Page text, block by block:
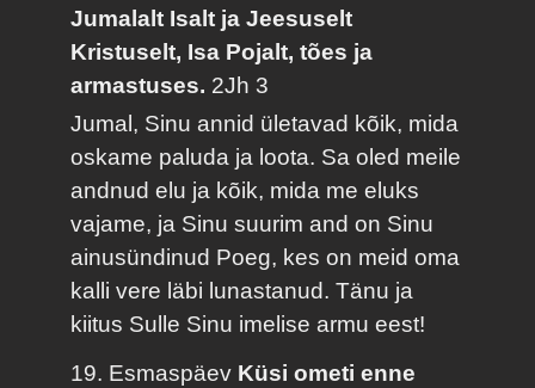
Jumalalt Isalt ja Jeesuselt
Kristuselt, Isa Pojalt, tões ja
armastuses. 2Jh 3
Jumal, Sinu annid ületavad kõik, mida
oskame paluda ja loota. Sa oled meile
andnud elu ja kõik, mida me eluks
vajame, ja Sinu suurim and on Sinu
ainusündinud Poeg, kes on meid oma
kalli vere läbi lunastanud. Tänu ja
kiitus Sulle Sinu imelise armu eest!
19. Esmaspäev Küsi ometi enne